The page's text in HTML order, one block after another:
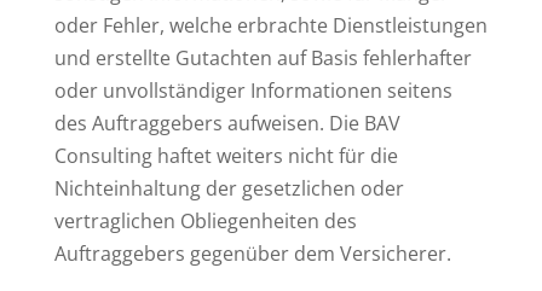
oder Fehler, welche erbrachte Dienstleistungen
und erstellte Gutachten auf Basis fehlerhafter
oder unvollständiger Informationen seitens
des Auftraggebers aufweisen. Die BAV
Consulting haftet weiters nicht für die
Nichteinhaltung der gesetzlichen oder
vertraglichen Obliegenheiten des
Auftraggebers gegenüber dem Versicherer.